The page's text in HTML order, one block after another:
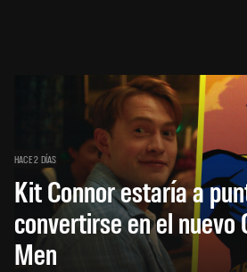
HACE 2 DÍAS
Kit Connor estaría a
convertirse en el nuevo
Men